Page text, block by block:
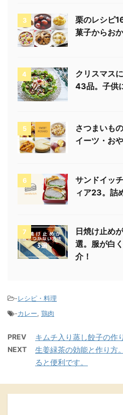
3
栗のレシピ
菓子からお
4
クリスマス
43品。子供
5
さつまいも
イーツ・お
6
サンドイッ
ィア23。詰
7
日焼け止め
選。服が白
介！
-レシピ・料理
-カレー, 鶏肉
PREV キムチ入り蒸し餃子の作
NEXT
生姜緑茶の効能と作り方
ると便利です。